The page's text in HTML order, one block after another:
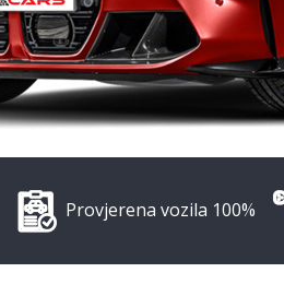
Provjerena vozila 100%